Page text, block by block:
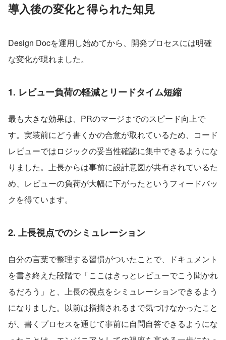
導入後の変化と得られた知見
Design Docを運用し始めてから、開発プロセスには明確
な変化が現れました。
1. レビュー負荷の軽減とリードタイム短縮
最も大きな効果は、PRのマージまでのスピード向上で
す。実装前にどう書くかの合意が取れているため、コード
レビューではロジックの妥当性確認に集中できるようにな
りました。上長からは事前に設計意図が共有されているた
め、レビューの負荷が大幅に下がったというフィードバッ
クを得ています。
2. 上長視点でのシミュレーション
自分の言葉で整理する習慣がついたことで、ドキュメント
を書き終えた段階で「ここはきっとレビューでこう聞かれ
るだろう」と、上長の視点をシミュレーションできるよう
になりました。以前は指摘されるまで気づけなかったこと
が、書くプロセスを通じて事前に自問自答できるようにな